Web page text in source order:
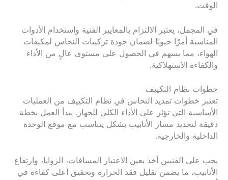
الوقت.
في المجمل، يعتبر الالتزام بالمعايير الفنية واستخدام الأدوات
المناسبة أمرًا حيويًا لضمان جودة تركيبات النحاس لمكيفات
الهواء، مما يسهم في الحصول على مستوى عالٍ من الأداء
والكفاءة الاستهلاكية.
خطوات نظام التكييف
تعتبر خطوات تمديد النحاس في نظام التكييف من العمليات
الأساسية التي تؤثر على الأداء الكلي للجهاز. يبدأ العمل بخطة
دقيقة لتحديد مسار الأنابيب بشكل يتناسب مع موقع الوحدة
الداخلية والخارجية.
يجب على الفنيين أخذ بعين الاعتبار المسافات، الزوايا، وارتفاع
الأنابيب، ما يضمن تقليل فقد الحرارة وتحقيق أعلى كفاءة في